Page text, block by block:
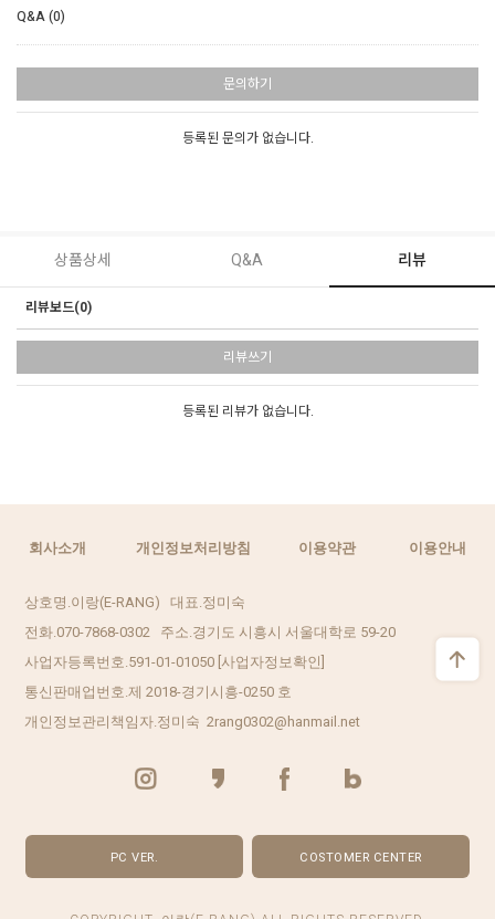
Q&A (0)
문의하기
등록된 문의가 없습니다.
상품상세 Q&A 리뷰
리뷰보드(0)
리뷰쓰기
등록된 리뷰가 없습니다.
회사소개 개인정보처리방침 이용약관 이용안내
상호명.이랑(E-RANG) 대표.정미숙
전화.070-7868-0302 주소.경기도 시흥시 서울대학로 59-20
사업자등록번호.591-01-01050 [사업자정보확인]
통신판매업번호.제 2018-경기시흥-0250 호
개인정보관리책임자.정미숙 2rang0302@hanmail.net
PC VER. COSTOMER CENTER